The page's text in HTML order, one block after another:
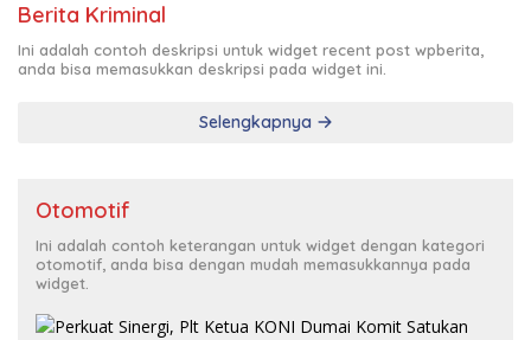
Berita Kriminal
Ini adalah contoh deskripsi untuk widget recent post wpberita,
anda bisa memasukkan deskripsi pada widget ini.
Selengkapnya
Otomotif
Ini adalah contoh keterangan untuk widget dengan kategori
otomotif, anda bisa dengan mudah memasukkannya pada
widget.